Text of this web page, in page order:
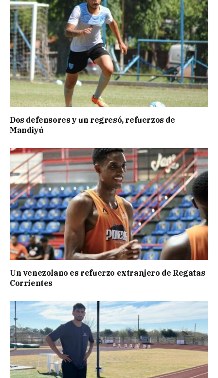
Dos defensores y un regresó, refuerzos de
Mandiyú
Un venezolano es refuerzo extranjero de Regatas
Corrientes